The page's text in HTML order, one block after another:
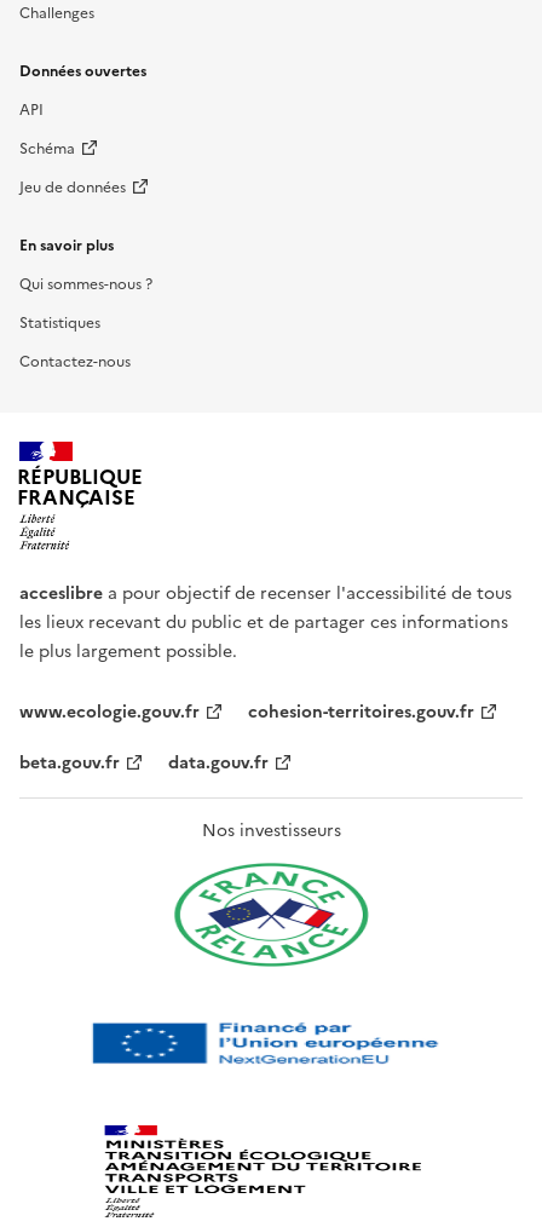
Challenges
Données ouvertes
API
Schéma
Jeu de données
En savoir plus
Qui sommes-nous ?
Statistiques
Contactez-nous
RÉPUBLIQUE
FRANÇAISE
acceslibre a pour objectif de recenser l'accessibilité de tous
les lieux recevant du public et de partager ces informations
le plus largement possible.
www.ecologie.gouv.fr
cohesion-territoires.gouv.fr
beta.gouv.fr
data.gouv.fr
Nos investisseurs